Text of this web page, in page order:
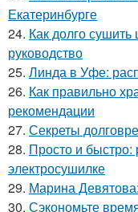
Екатеринбурге
24. Как долго
руководство
25. Линда в Уфе:
26. Как правильно
рекомендации
27. Секреты
28. Просто и быстро:
электросушилке
29. Марина
30. Сэкономьте